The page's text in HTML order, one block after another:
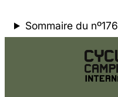
Sommaire du nº176